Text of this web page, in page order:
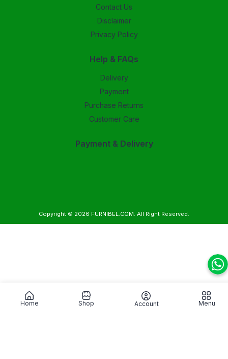
Contact Us
Disclaimer
Privacy Policy
Help & FAQs
Delivery
Payment
Purchase Returns
Customer Care
Payment & Delivery
Copyright © 2026 FURNIBEL.COM. All Right Reserved.
Home Shop Account Menu